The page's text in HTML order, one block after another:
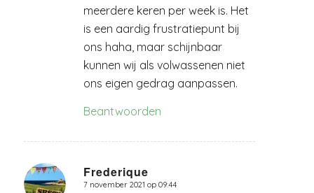
meerdere keren per week is. Het
is een aardig frustratiepunt bij
ons haha, maar schijnbaar
kunnen wij als volwassenen niet
ons eigen gedrag aanpassen.
Beantwoorden
Frederique
zegt:
7 november 2021 op 09:44